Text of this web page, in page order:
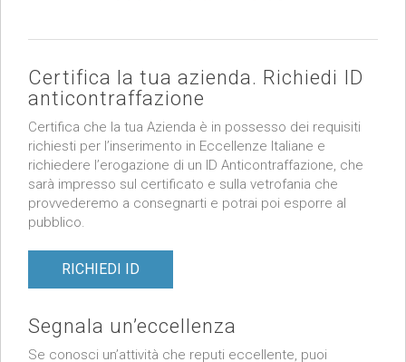
Certifica la tua azienda. Richiedi ID
anticontraffazione
Certifica che la tua Azienda è in possesso dei requisiti
richiesti per l’inserimento in Eccellenze Italiane e
richiedere l’erogazione di un ID Anticontraffazione, che
sarà impresso sul certificato e sulla vetrofania che
provvederemo a consegnarti e potrai poi esporre al
pubblico.
RICHIEDI ID
Segnala un’eccellenza
Se conosci un’attività che reputi eccellente, puoi